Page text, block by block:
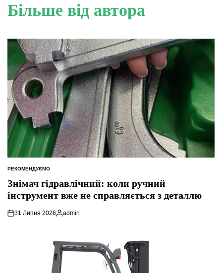
Більше від автора
ОПУБЛІКУВАТИ
РЕКОМЕНДУЄМО
Знімач гідравлічний: коли ручний
інструмент вже не справляється з деталлю
31 Липня 2026
Опубліковано
admin